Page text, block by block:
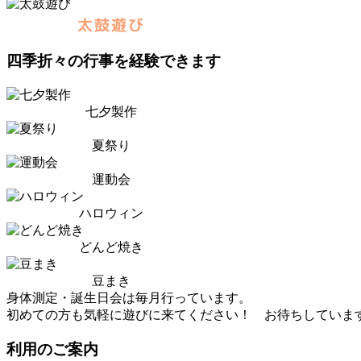
太鼓遊び
四季折々の行事を経験できます
七夕製作
夏祭り
運動会
ハロウィン
どんど焼き
豆まき
身体測定・誕生日会は毎月行っています。
初めての方も気軽に遊びに来てください！ お待ちしていま
利用のご案内